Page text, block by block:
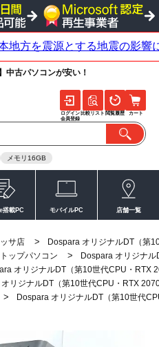
中古パソコンが安い！
メモリ16GB
ログイン
会員登録
比較リスト 閲覧履歴 カート
搭載PC モバイルPC 店舗一覧
サ店 >
Dospara オリジナルDT（第
ップパソコン >
Dospara オリジナ
オリジナルDT（第10世代CPU・RTX
リジナルDT（第10世代CPU・RTX
> Dospara オリジナルDT（第10世代